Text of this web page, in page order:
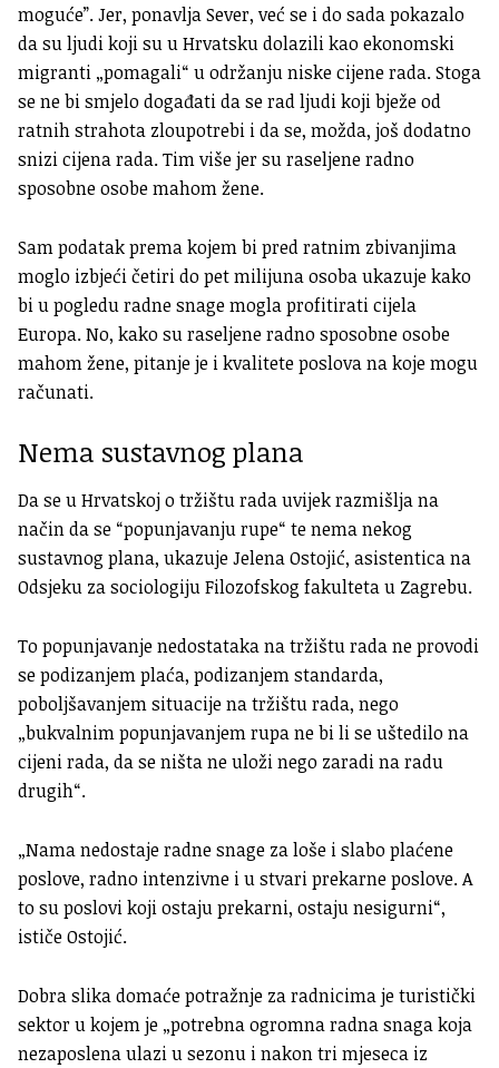
moguće”. Jer, ponavlja Sever, već se i do sada pokazalo
da su ljudi koji su u Hrvatsku dolazili kao ekonomski
migranti „pomagali“ u održanju niske cijene rada. Stoga
se ne bi smjelo događati da se rad ljudi koji bježe od
ratnih strahota zloupotrebi i da se, možda, još dodatno
snizi cijena rada. Tim više jer su raseljene radno
sposobne osobe mahom žene.
Sam podatak prema kojem bi pred ratnim zbivanjima
moglo izbjeći četiri do pet milijuna osoba ukazuje kako
bi u pogledu radne snage mogla profitirati cijela
Europa. No, kako su raseljene radno sposobne osobe
mahom žene, pitanje je i kvalitete poslova na koje mogu
računati.
Nema sustavnog plana
Da se u Hrvatskoj o tržištu rada uvijek razmišlja na
način da se “popunjavanju rupe“ te nema nekog
sustavnog plana, ukazuje Jelena Ostojić, asistentica na
Odsjeku za sociologiju Filozofskog fakulteta u Zagrebu.
To popunjavanje nedostataka na tržištu rada ne provodi
se podizanjem plaća, podizanjem standarda,
poboljšavanjem situacije na tržištu rada, nego
„bukvalnim popunjavanjem rupa ne bi li se uštedilo na
cijeni rada, da se ništa ne uloži nego zaradi na radu
drugih“.
„Nama nedostaje radne snage za loše i slabo plaćene
poslove, radno intenzivne i u stvari prekarne poslove. A
to su poslovi koji ostaju prekarni, ostaju nesigurni“,
ističe Ostojić.
Dobra slika domaće potražnje za radnicima je turistički
sektor u kojem je „potrebna ogromna radna snaga koja
nezaposlena ulazi u sezonu i nakon tri mjeseca iz